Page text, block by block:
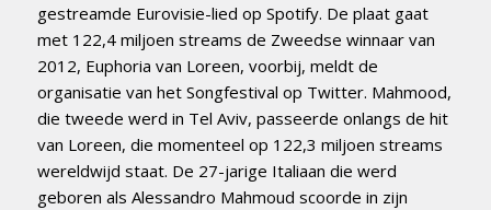
gestreamde Eurovisie-lied op Spotify. De plaat gaat
met 122,4 miljoen streams de Zweedse winnaar van
2012, Euphoria van Loreen, voorbij, meldt de
organisatie van het Songfestival op Twitter. Mahmood,
die tweede werd in Tel Aviv, passeerde onlangs de hit
van Loreen, die momenteel op 122,3 miljoen streams
wereldwijd staat. De 27-jarige Italiaan die werd
geboren als Alessandro Mahmoud scoorde in zijn